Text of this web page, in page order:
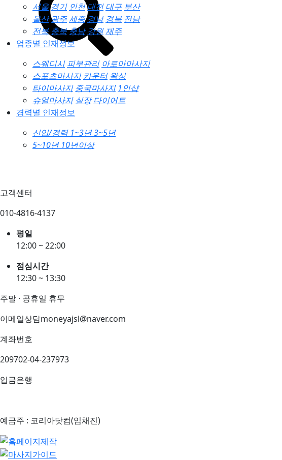
서울경기 인천대전 대구 부산
울산광주세종경남 경북 전남
전북 충북충남 강원제주
업종별 인재정보
스웨디시 피부관리 아로마마사지
스포츠마사지 카운터 왁싱
타이마사지 중국마사지 1인샵
슈얼마사지 실장 다이어트
경력별 인재정보
신입/경력 1~3년3~5년
5~10년 10년이상
고객센터
010-4816-4137
평일
12:00 ~ 22:00
점심시간
12:30 ~ 13:30
주말 · 공휴일 휴무
이메일상담moneyajsl@naver.com
계좌번호
209702-04-237973
입금은행
예금주 : 코리아닷컴(임채진)